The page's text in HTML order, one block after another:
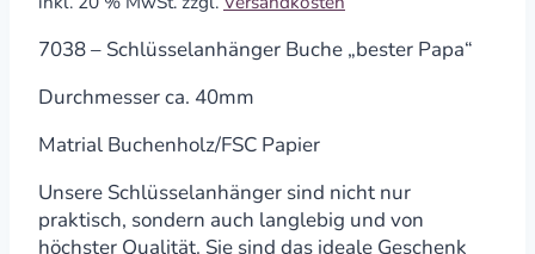
7038 – Schlüsselanhänger Buche „bester Papa“
Durchmesser ca. 40mm
Matrial Buchenholz/FSC Papier
Unsere Schlüsselanhänger sind nicht nur
praktisch, sondern auch langlebig und von
höchster Qualität. Sie sind das ideale Geschenk